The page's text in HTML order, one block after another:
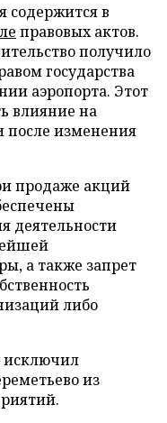
содержится в
правовых актов.
получило
государства
аэропорта. Этот
влияние на
изменения
продаже акций
деятельности
а также запрет
либо
исключил
из